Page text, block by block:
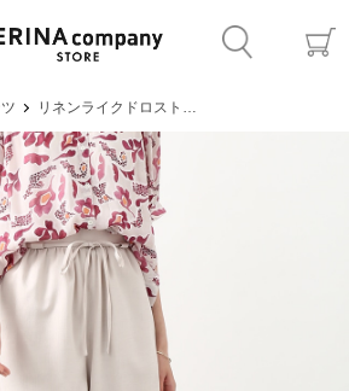
リネンライクドロストパンツ